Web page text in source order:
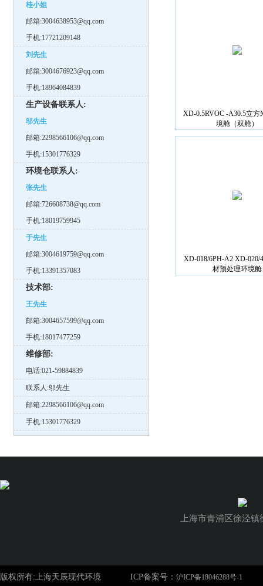
桂小姐
邮箱:3004638953@qq.com
手机:17721209148
刘先生
邮箱:3004676923@qq.com
手机:18964084839
生产设备联系人:
邬先生
邮箱:2298566106@qq.com
手机:15301776329
环境仓联系人:
张先生
邮箱:726608738@qq.com
手机:18019759945
于先生
邮箱:3004619759@qq.com
手机:13391357083
技术部:
王先生
邮箱:3004657599@qq.com
手机:18017477259
维修部:
电话:021-59884839
联系人:邬先生
邮箱:2298566106@qq.com
手机:15301776329
XD-0.5RVOC -A30.5立方
境舱（双舱）
XD-018/6PH-A2 XD-020/
材预处理环境舱
上海市青浦区徐泾
版权所有:上海天辰现代环境 ICP备案号： 沪ICP备18046288号-1